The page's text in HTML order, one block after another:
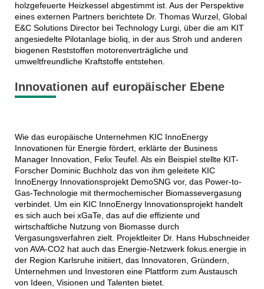
holzgefeuerte Heizkessel abgestimmt ist. Aus der Perspektive
eines externen Partners berichtete Dr. Thomas Wurzel, Global
E&C Solutions Director bei Technology Lurgi, über die am KIT
angesiedelte Pilotanlage bioliq, in der aus Stroh und anderen
biogenen Reststoffen motorenverträgliche und
umweltfreundliche Kraftstoffe entstehen.
Innovationen auf europäischer Ebene
Wie das europäische Unternehmen KIC InnoEnergy
Innovationen für Energie fördert, erklärte der Business
Manager Innovation, Felix Teufel. Als ein Beispiel stellte KIT-
Forscher Dominic Buchholz das von ihm geleitete KIC
InnoEnergy Innovationsprojekt DemoSNG vor, das Power-to-
Gas-Technologie mit thermochemischer Biomassevergasung
verbindet. Um ein KIC InnoEnergy Innovationsprojekt handelt
es sich auch bei xGaTe, das auf die effiziente und
wirtschaftliche Nutzung von Biomasse durch
Vergasungsverfahren zielt. Projektleiter Dr. Hans Hubschneider
von AVA-CO2 hat auch das Energie-Netzwerk fokus.energie in
der Region Karlsruhe initiiert, das Innovatoren, Gründern,
Unternehmen und Investoren eine Plattform zum Austausch
von Ideen, Visionen und Talenten bietet.